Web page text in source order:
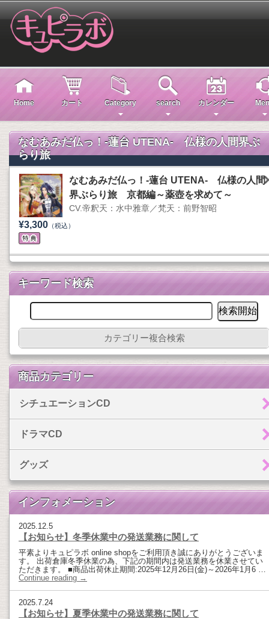
Home カート Category search カレンダー
なむあみだ仏っ！-蓮台 UTENA- 仏様の人間界ぶ
らり旅
なむあみだ仏っ！-蓮台 UTENA- 仏様の人間
界ぶらり旅 京都編～薬壺を求めて～
CV.帝釈天：水中雅章／梵天：前野智昭
¥3,300 （税込）
キーワード検索
カテゴリー複合検索
商品カテゴリー
シチュエーションCD
ドラマCD
グッズ
インフォメーション
2025.12.5
【お知らせ】冬季休業中の発送業務に関して
平素よりキュピラボ online shopをご利用頂き誠にありがとうございま
す。 出荷倉庫冬季休業の為、下記の期間内は発送業務を休業させてい
ただきます。 ■商品出荷休止期間:2025年12月26日(金)～2026年1月6 …
Continue reading →
2025.7.24
【お知らせ】夏季休業中の発送業務に関して